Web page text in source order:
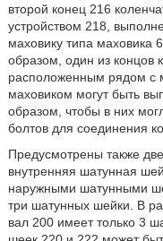
второй конец 216
устройством 218,
маховику типа маховика
образом, один из концов
расположенным рядом с
маховиком могут быть
образом, чтобы в них
болтов для соединения
Предусмотрены также
внутренняя шатунная
наружными шатунными
три шатунных шейки. В
вал 200 имеет только 3